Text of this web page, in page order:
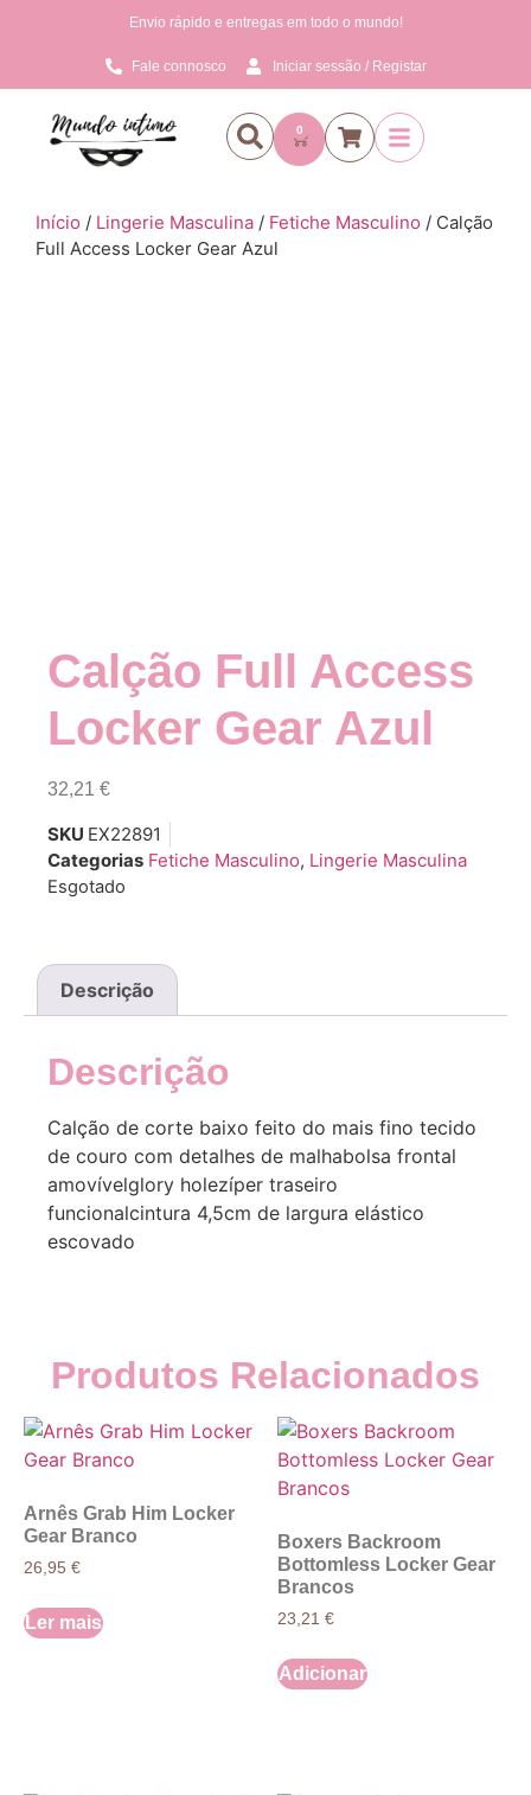
Envio rápido e entregas em todo o mundo!
Fale connosco Iniciar sessão / Registar
0
Início / Lingerie Masculina / Fetiche Masculino / Calção
Full Access Locker Gear Azul
Calção Full Access
Locker Gear Azul
32,21 €
SKU EX22891
Categorias Fetiche Masculino, Lingerie Masculina
Esgotado
Descrição
Descrição
Calção de corte baixo feito do mais fino tecido
de couro com detalhes de malhabolsa frontal
amovívelglory holezíper traseiro
funcionalcintura 4,5cm de largura elástico
escovado
Produtos Relacionados
Arnês Grab Him Locker
Gear Branco
26,95 €
Ler mais
Boxers Backroom
Bottomless Locker Gear
Brancos
23,21 €
Adicionar